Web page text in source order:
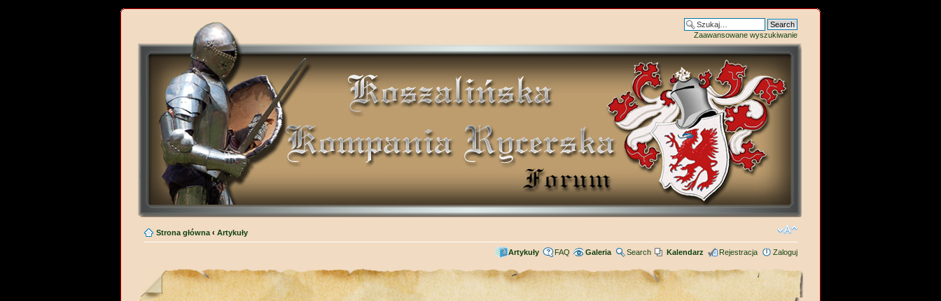
Zaawansowane wyszukiwanie
Strona główna ‹ Artykuły
Artykuły FAQ Galeria Search Kalendarz Rejestracja Zaloguj